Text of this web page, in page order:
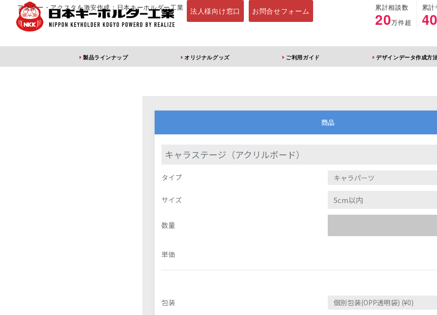
アクキー・アクスタを激安作成：日本キーホルダー工業 法人様向け窓口 お問合せフォーム 累計相談数
20万件超
累
製品ラインナップ オリジナルグッズ ご利用ガイド デザインデータ作成方
アクリルキーホルダー
アクリルスタンド 片
面印刷 無地台座
商品
キャラステージ（アクリルボード）
タイプ
サイズ
数量
単価
包装